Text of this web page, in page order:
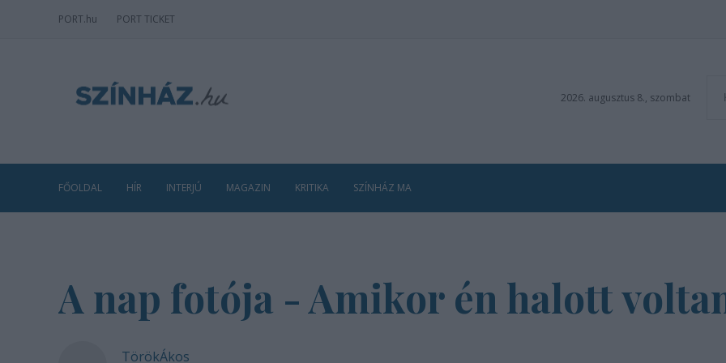
PORT.hu PORT TICKET
2026. augusztus 8., szombat
FŐOLDAL HÍR INTERJÚ MAGAZIN KRITIKA SZÍNHÁZ MA
A nap fotója - Amikor én halott
TörökÁkos